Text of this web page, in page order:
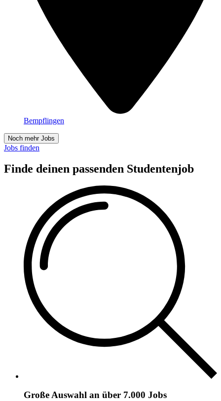
Bempflingen
Noch mehr Jobs
Jobs finden
Finde deinen passenden Studentenjob
Große Auswahl an über 7.000 Jobs